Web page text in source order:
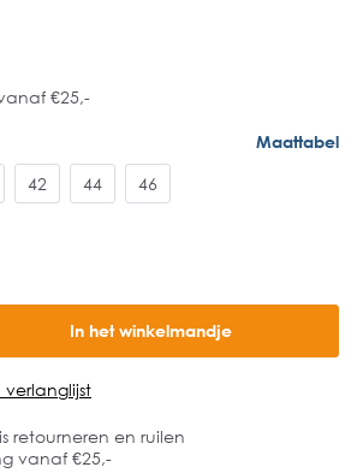
€25,-
Maattabel
42 44 46
In het winkelmandje
retourneren en ruilen
vanaf €25,-